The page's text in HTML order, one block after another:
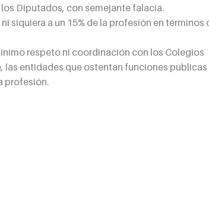
Diputados, con semejante falacia.
siquiera a un 15% de la profesión en términos
respeto ni coordinación con los Colegios
las entidades que ostentan funciones públicas
profesión.